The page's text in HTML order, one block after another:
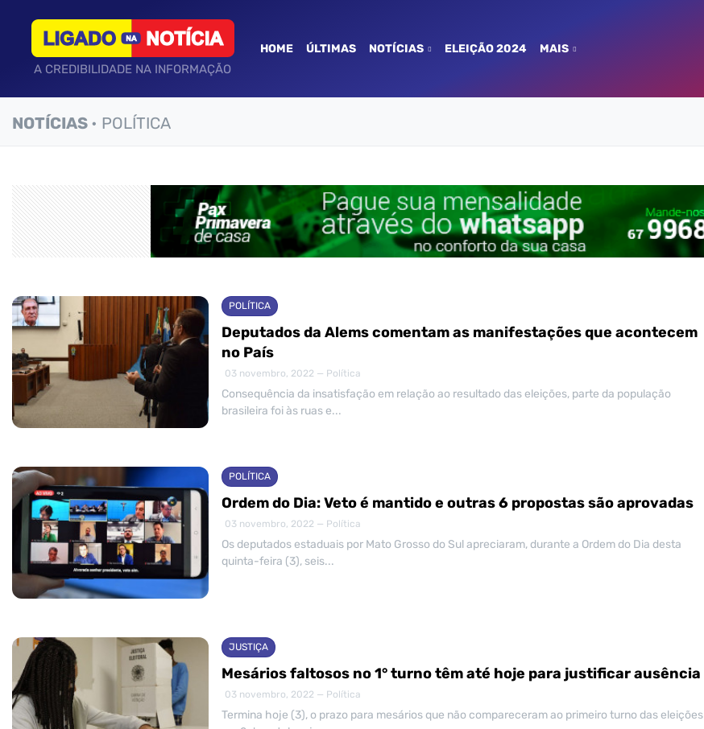
A CREDIBILIDADE NA INFORMAÇÃO
HOME ÚLTIMAS NOTÍCIAS ELEIÇÃO 2024 MAIS
NOTÍCIAS • POLÍTICA
POLÍTICA
Deputados da Alems comentam as manifestações que acontecem
no País
03 novembro, 2022 — Política
Consequência da insatisfação em relação ao resultado das eleições, parte da população
brasileira foi às ruas e...
POLÍTICA
Ordem do Dia: Veto é mantido e outras 6 propostas são aprovadas
03 novembro, 2022 — Política
Os deputados estaduais por Mato Grosso do Sul apreciaram, durante a Ordem do Dia desta
quinta-feira (3), seis...
JUSTIÇA
Mesários faltosos no 1° turno têm até hoje para justificar ausência
03 novembro, 2022 — Política
Termina hoje (3), o prazo para mesários que não compareceram ao primeiro turno das eleições